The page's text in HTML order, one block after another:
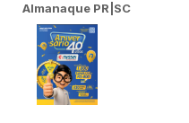
Almanaque PR|SC